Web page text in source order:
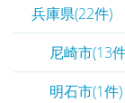
兵庫県(22件)
尼崎市(13
明石市(1件)